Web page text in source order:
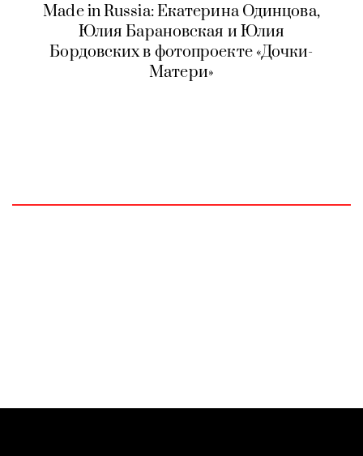
Made in Russia: Екатерина Одинцова,
Юлия Барановская и Юлия
Бордовских в фотопроекте «Дочки-
Матери»